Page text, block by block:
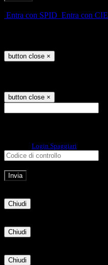
Entra con SPID Entra con CIE
button close ×
button close ×
Login Spaggiari
Chiudi
Chiudi
Chiudi